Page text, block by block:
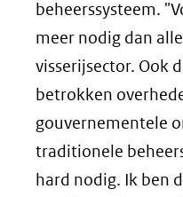
beheerssysteem.
meer nodig dan
visserijsector. Ook
betrokken
gouvernementele
traditionele
hard nodig. Ik ben